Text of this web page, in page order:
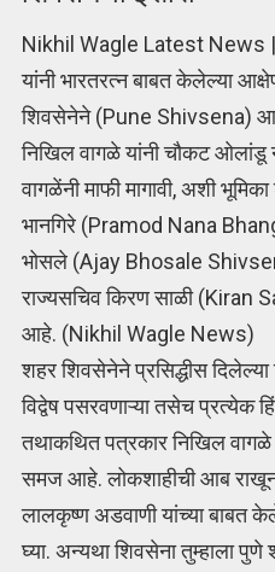
Nikhil Wagle Latest News
यांनी भारतरत्न बाबत केलेल्या
शिवसेनेने (Pune Shivsena)
निखिल वागळे यांनी चौकट ओलांडू
वागळेंनी माफी मागावी, अशी
भानगिरे (Pramod Nana
भोसले (Ajay Bhosale
राज्यसचिव किरण साळी (Kiran
आहे. (Nikhil Wagle News)
शहर शिवसेनेने प्रसिद्धीस
विद्वेष पसरवणाऱ्या तसेच प्रत्येक
तथाकथित पत्रकार निखिल
समज आहे. लोकशाहीची आब राखून
लालकृष्ण अडवाणी यांच्या बाबत
घ्या. अन्यथा शिवसेना तुम्हाला